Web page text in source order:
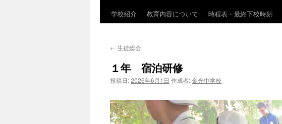
学校紹介
教育内容について 時程表・最終下校時刻
← 生徒総会
１年 宿泊研修
投稿日:2026年6月1日 作成者:金光中学校